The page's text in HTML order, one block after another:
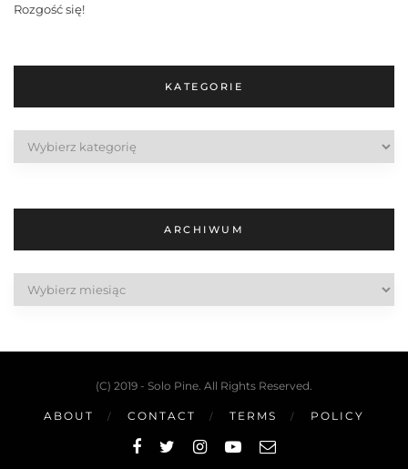
Rozgość się!
KATEGORIE
ARCHIWUM
(C) 2019 - Solo Pine. All Rights Reserved.
ABOUT CONTACT TERMS POLICY